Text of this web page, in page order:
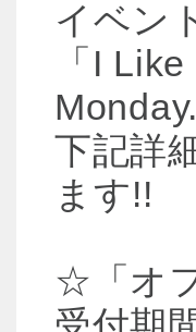
イベン
「I
下記詳
ます!!
☆「オ